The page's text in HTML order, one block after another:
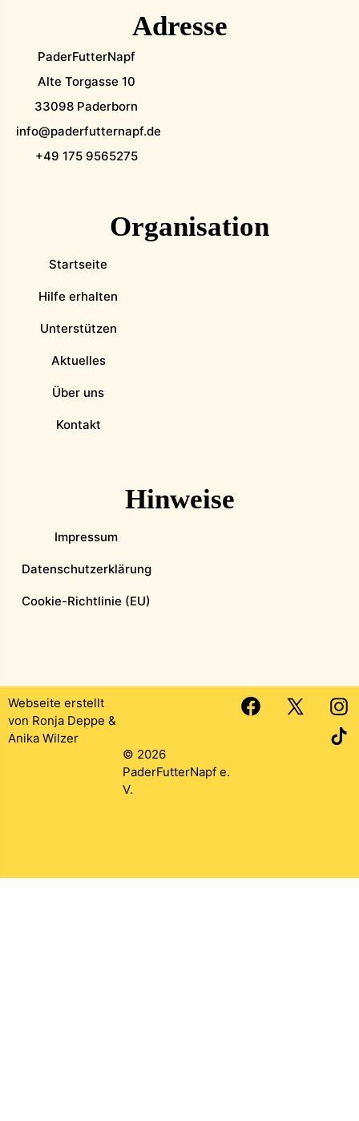
Adresse
PaderFutterNapf
Alte Torgasse 10
33098 Paderborn
info@paderfutternapf.de
+49 175 9565275
Organisation
Startseite
Hilfe erhalten
Unterstützen
Aktuelles
Über uns
Kontakt
Hinweise
Impressum
Datenschutzerklärung
Cookie-Richtlinie (EU)
Webseite erstellt
von Ronja Deppe &
Anika Wilzer
© 2026
PaderFutterNapf e.
V.